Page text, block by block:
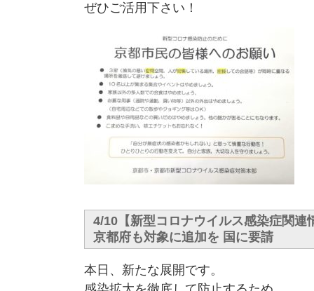
ぜひご活用下さい！
4/10【新型コロナウイルス感染症関連
京都府も対象に追加を 国に要請
本日、新たな展開です。